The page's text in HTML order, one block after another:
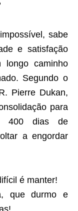
sabe
e satisfação
longo caminho
Segundo o
Pierre Dukan,
para
400 dias de
a engordar
é manter!
que durmo e